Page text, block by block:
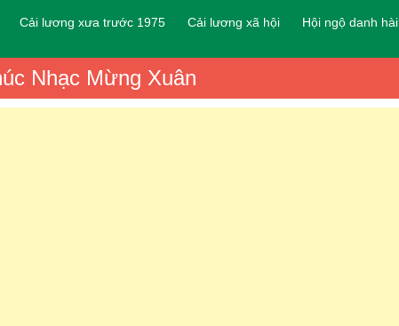
Cải lương xưa trước 1975 Cải lương xã hội Hội ngộ danh hài
Nhạc Mừng Xuân